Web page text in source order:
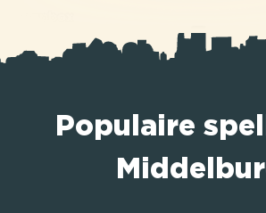
Populaire